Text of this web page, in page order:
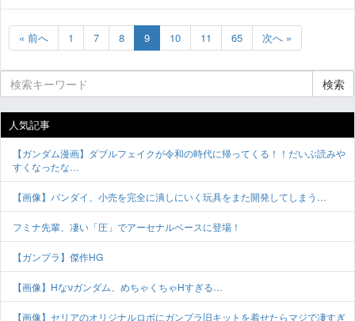
« 前へ 1 7 8 9 10 11 65 次へ »
検索
人気記事
【ガンダム漫画】ダブルフェイクが令和の時代に帰ってくる！！だいぶ読みや
すくなったな…
【画像】バンダイ、小売を完全に潰しにいく玩具をまた開発してしまう…
フミナ先輩、凄い「圧」でアーセナルベースに登場！
【ガンプラ】傑作HG
【画像】Hなνガンダム、めちゃくちゃHすぎる…
【画像】セリアのオリジナルロボにガンプラ旧キットを着せたらマジで凄すぎ